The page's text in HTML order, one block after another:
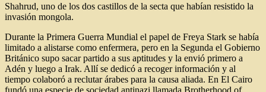
Shahrud, uno de los dos castillos de la secta que habían resistido la
invasión mongola.
Durante la Primera Guerra Mundial el papel de Freya Stark se había
limitado a alistarse como enfermera, pero en la Segunda el Gobierno
Británico supo sacar partido a sus aptitudes y la envió primero a
Adén y luego a Irak. Allí se dedicó a recoger información y al
tiempo colaboró a reclutar árabes para la causa aliada. En El Cairo
fundó una especie de sociedad antinazi llamada Brotherhood of